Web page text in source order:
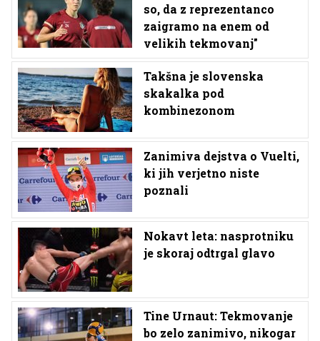
so, da z reprezentanco
zaigramo na enem od
velikih tekmovanj"
Takšna je slovenska
skakalka pod
kombinezonom
Zanimiva dejstva o Vuelti,
ki jih verjetno niste
poznali
Nokavt leta: nasprotniku
je skoraj odtrgal glavo
Tine Urnaut: Tekmovanje
bo zelo zanimivo, nikogar